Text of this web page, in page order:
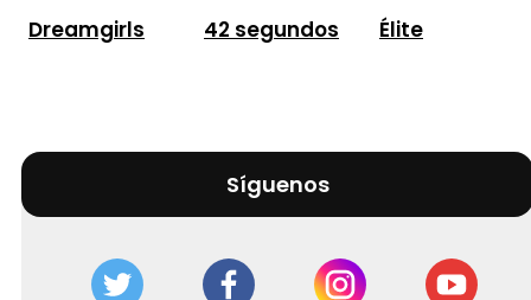
Dreamgirls 42 segundos Élite
Síguenos